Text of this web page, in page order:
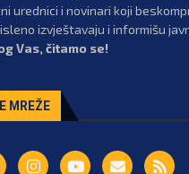
urednici i novinari koji
izvještavaju i informišu
Vas, čitamo se!
MREŽE